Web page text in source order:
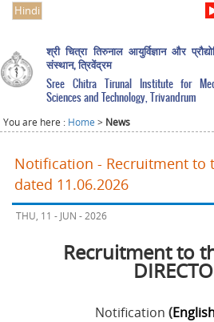
Hindi
श्री चित्रा तिरुनाल आयुर्विज्ञान और
संस्थान, त्रिवेंद्रम
Sree Chitra Tirunal Institute for
Sciences and Technology, Trivandrum
You are here : Home > News
Notification - Recruitment to
dated 11.06.2026
THU, 11 - JUN - 2026
Recruitment to
Notification (